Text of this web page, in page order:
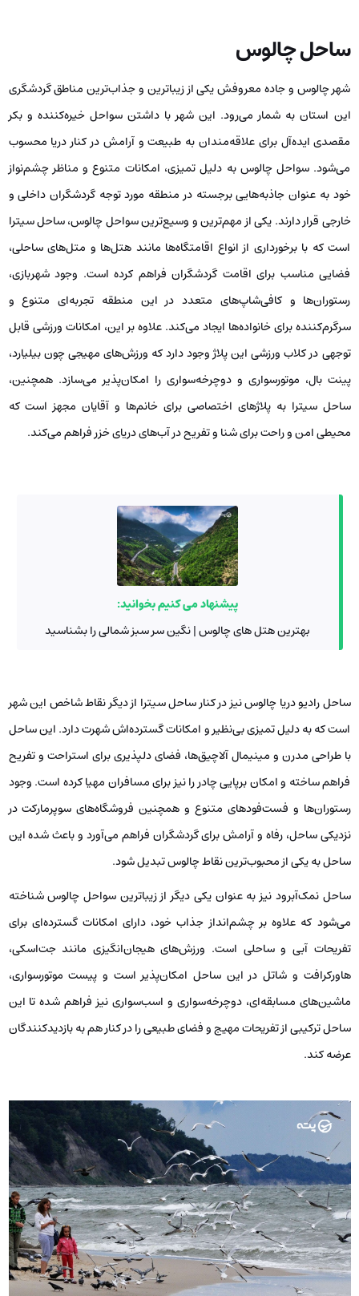
ساحل چالوس
شهر چالوس و جاده معروفش یکی از زیباترین و جذاب‌ترین مناطق گردشگری
این استان به شمار می‌رود. این شهر با داشتن سواحل خیره‌کننده و بکر
مقصدی ایده‌آل برای علاقه‌مندان به طبیعت و آرامش در کنار دریا محسوب
می‌شود. سواحل چالوس به دلیل تمیزی، امکانات متنوع و مناظر چشم‌نواز
خود به عنوان جاذبه‌هایی برجسته در منطقه مورد توجه گردشگران داخلی و
خارجی قرار دارند. یکی از مهم‌ترین و وسیع‌ترین سواحل چالوس، ساحل سیترا
است که با برخورداری از انواع اقامتگاه‌ها مانند هتل‌ها و متل‌های ساحلی،
فضایی مناسب برای اقامت گردشگران فراهم کرده است. وجود شهربازی،
رستوران‌ها و کافی‌شاپ‌های متعدد در این منطقه تجربه‌ای متنوع و
سرگرم‌کننده برای خانواده‌ها ایجاد می‌کند. علاوه بر این، امکانات ورزشی قابل
توجهی در کلاب ورزشی این پلاژ وجود دارد که ورزش‌های مهیجی چون بیلیارد،
پینت بال، موتورسواری و دوچرخه‌سواری را امکان‌پذیر می‌سازد. همچنین،
ساحل سیترا به پلاژهای اختصاصی برای خانم‌ها و آقایان مجهز است که
محیطی امن و راحت برای شنا و تفریح در آب‌های دریای خزر فراهم می‌کند.
پیشنهاد می کنیم بخوانید:
بهترین هتل های چالوس | نگین سر سبز شمالی را بشناسید
ساحل رادیو دریا چالوس نیز در کنار ساحل سیترا از دیگر نقاط شاخص این شهر
است که به دلیل تمیزی بی‌نظیر و امکانات گسترده‌اش شهرت دارد. این ساحل
با طراحی مدرن و مینیمال آلاچیق‌ها، فضای دلپذیری برای استراحت و تفریح
فراهم ساخته و امکان برپایی چادر را نیز برای مسافران مهیا کرده است. وجود
رستوران‌ها و فست‌فودهای متنوع و همچنین فروشگاه‌های سوپرمارکت در
نزدیکی ساحل، رفاه و آرامش برای گردشگران فراهم می‌آورد و باعث شده این
ساحل به یکی از محبوب‌ترین نقاط چالوس تبدیل شود.
ساحل نمک‌آبرود نیز به عنوان یکی دیگر از زیباترین سواحل چالوس شناخته
می‌شود که علاوه بر چشم‌انداز جذاب خود، دارای امکانات گسترده‌ای برای
تفریحات آبی و ساحلی است. ورزش‌های هیجان‌انگیزی مانند جت‌اسکی،
هاورکرافت و شاتل در این ساحل امکان‌پذیر است و پیست موتورسواری،
ماشین‌های مسابقه‌ای، دوچرخه‌سواری و اسب‌سواری نیز فراهم شده تا این
ساحل ترکیبی از تفریحات مهیج و فضای طبیعی را در کنار هم به بازدیدکنندگان
عرضه کند.